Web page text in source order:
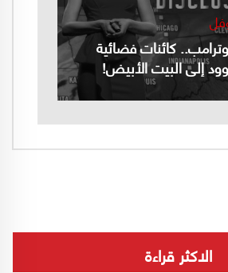
كائنات فضائية
إلى البيت الأبيض!
الاكثر قراءة